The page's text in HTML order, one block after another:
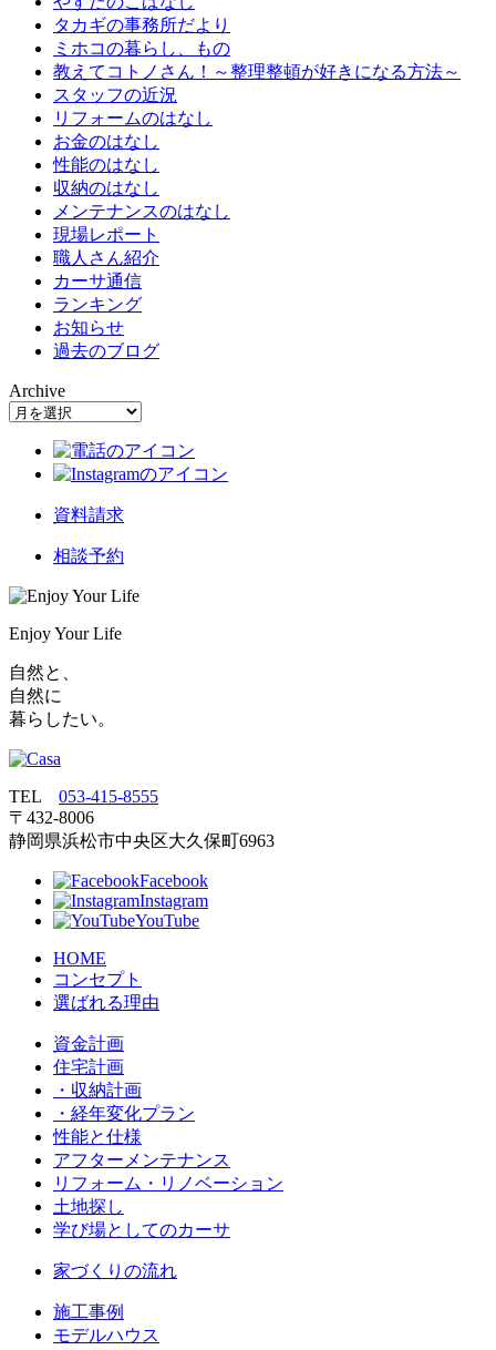
タカギの事務所だより
ミホコの暮らし、もの
教えてコトノさん！～整理整頓が好きになる方法～
スタッフの近況
リフォームのはなし
お金のはなし
性能のはなし
収納のはなし
メンテナンスのはなし
現場レポート
職人さん紹介
カーサ通信
ランキング
お知らせ
過去のブログ
Archive
資料請求
相談予約
Enjoy Your Life
自然と、
自然に
暮らしたい。
TEL 053‐415‐8555
〒432‐8006
静岡県浜松市中央区大久保町6963
Facebook
Instagram
YouTube
HOME
コンセプト
選ばれる理由
資金計画
住宅計画
・収納計画
・経年変化プラン
性能と仕様
アフターメンテナンス
リフォーム・リノベーション
土地探し
学び場としてのカーサ
家づくりの流れ
施工事例
モデルハウス